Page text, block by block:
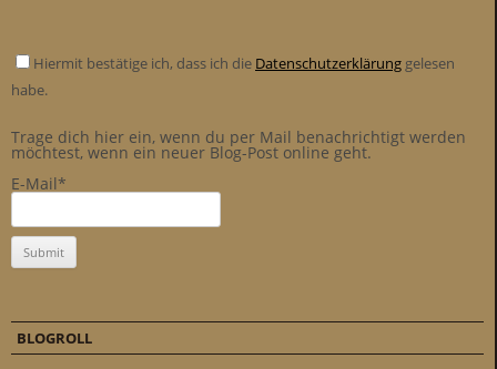
Hiermit bestätige ich, dass ich die Datenschutzerklärung gelesen
habe.
Trage dich hier ein, wenn du per Mail benachrichtigt werden
möchtest, wenn ein neuer Blog-Post online geht.
E-Mail*
BLOGROLL